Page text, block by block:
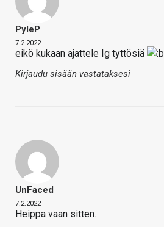
PyleP
7.2.2022
eikö kukaan ajattele Ig tyttösiä
Kirjaudu sisään vastataksesi
UnFaced
7.2.2022
Heippa vaan sitten.